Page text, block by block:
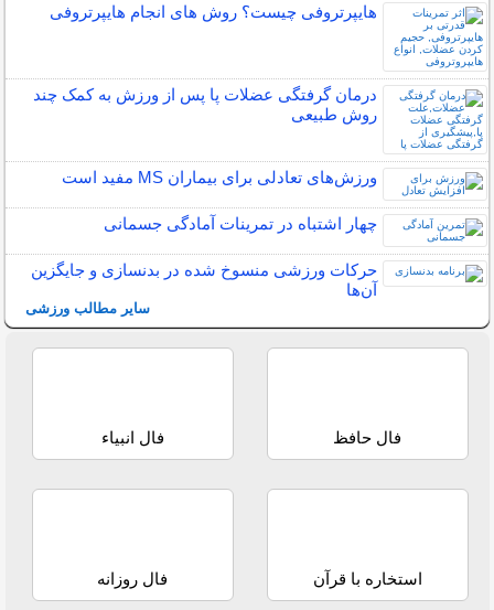
هایپرتروفی چیست؟ روش های انجام هایپرتروفی
درمان گرفتگی عضلات پا پس از ورزش به کمک چند
روش طبیعی
ورزش‌های تعادلی برای بیماران MS مفید است
چهار اشتباه در تمرینات آمادگی جسمانی
حرکات ورزشی منسوخ شده در بدنسازی و جایگزین
آن‌ها
سایر مطالب ورزشی
فال حافظ فال انبیاء
استخاره با قرآن فال روزانه